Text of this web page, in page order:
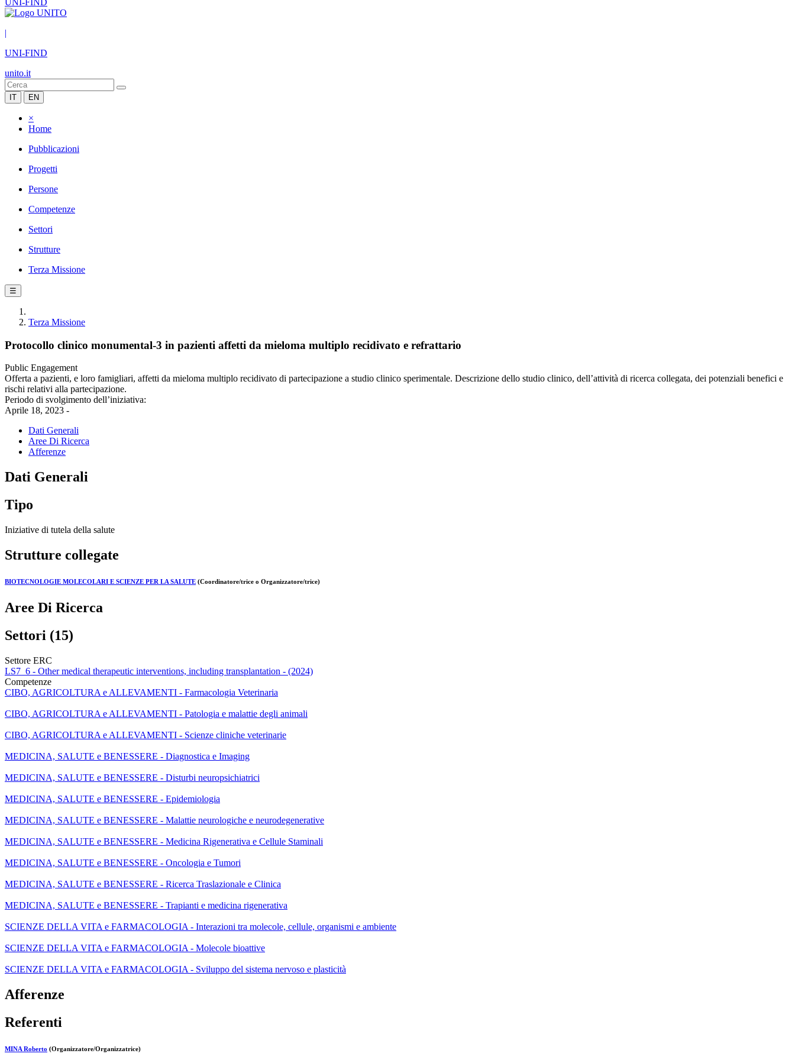
UNI-FIND
|
UNI-FIND
unito.it
IT EN
×
Home
Pubblicazioni
Progetti
Persone
Competenze
Settori
Strutture
Terza Missione
☰
Terza Missione
Protocollo clinico monumental-3 in pazienti affetti da mieloma multiplo recidivato e refrattario
Public Engagement
Offerta a pazienti, e loro famigliari, affetti da mieloma multiplo recidivato di partecipazione a studio clinico sperimentale. Descrizione dello studio clinico, dell’attività di ricerca collegata, dei potenziali benefici e
rischi relativi alla partecipazione.
Periodo di svolgimento dell’iniziativa:
Aprile 18, 2023 -
Dati Generali
Aree Di Ricerca
Afferenze
Dati Generali
Tipo
Iniziative di tutela della salute
Strutture collegate
BIOTECNOLOGIE MOLECOLARI E SCIENZE PER LA SALUTE (Coordinatore/trice o Organizzatore/trice)
Aree Di Ricerca
Settori (15)
Settore ERC
LS7_6 - Other medical therapeutic interventions, including transplantation - (2024)
Competenze
CIBO, AGRICOLTURA e ALLEVAMENTI - Farmacologia Veterinaria
CIBO, AGRICOLTURA e ALLEVAMENTI - Patologia e malattie degli animali
CIBO, AGRICOLTURA e ALLEVAMENTI - Scienze cliniche veterinarie
MEDICINA, SALUTE e BENESSERE - Diagnostica e Imaging
MEDICINA, SALUTE e BENESSERE - Disturbi neuropsichiatrici
MEDICINA, SALUTE e BENESSERE - Epidemiologia
MEDICINA, SALUTE e BENESSERE - Malattie neurologiche e neurodegenerative
MEDICINA, SALUTE e BENESSERE - Medicina Rigenerativa e Cellule Staminali
MEDICINA, SALUTE e BENESSERE - Oncologia e Tumori
MEDICINA, SALUTE e BENESSERE - Ricerca Traslazionale e Clinica
MEDICINA, SALUTE e BENESSERE - Trapianti e medicina rigenerativa
SCIENZE DELLA VITA e FARMACOLOGIA - Interazioni tra molecole, cellule, organismi e ambiente
SCIENZE DELLA VITA e FARMACOLOGIA - Molecole bioattive
SCIENZE DELLA VITA e FARMACOLOGIA - Sviluppo del sistema nervoso e plasticità
Afferenze
Referenti
MINA Roberto (Organizzatore/Organizzatrice)